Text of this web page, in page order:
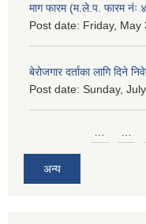
माग फारम (म.ले.प. फारम नंः
Post date: Friday, May
बेरोजगार दर्ताका लागि दिने
Post date: Sunday,
… …
अन्य